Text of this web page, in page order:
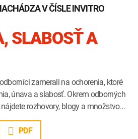
V ČÍSLE INVITRO
SLABOSŤ A
zamerali na ochorenia, ktoré
únava a slabosť. Okrem odborných
rozhovory, blogy a množstvo…
PDF